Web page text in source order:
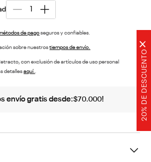
20% DE DESCUENTO
×
de pagoseguros y confiables.
sobre nuestrostiempos de envío.
con exclusión de artículos de uso personal
detallesaquí..
envío gratis desde:$70.000!